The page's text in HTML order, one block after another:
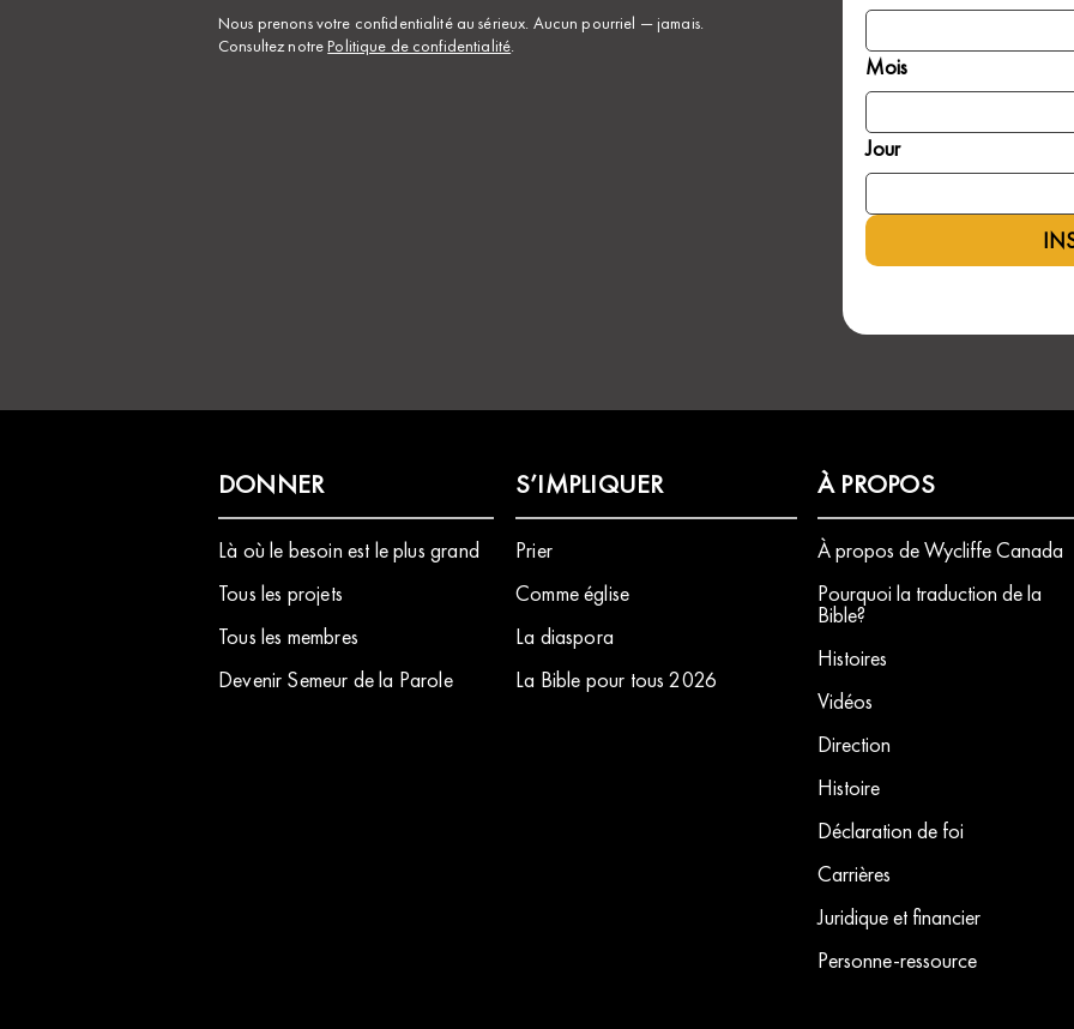
Nous prenons votre confidentialité au sérieux. Aucun pourriel — jamais.
Consultez notre Politique de confidentialité.
Mois
Jour
DONNER
Là où le besoin est le plus grand
Tous les projets
Tous les membres
Devenir Semeur de la Parole
S’IMPLIQUER
Prier
Comme église
La diaspora
La Bible pour tous 2026
À PROPOS
À propos de Wycliffe Canada
Pourquoi la traduction de la
Bible?
Histoires
Vidéos
Direction
Histoire
Déclaration de foi
Carrières
Juridique et financier
Personne-ressource